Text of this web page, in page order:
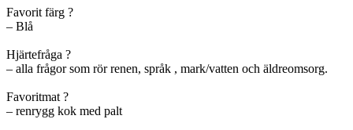
Favorit färg ?
– Blå
Hjärtefråga ?
– alla frågor som rör renen, språk , mark/vatten och äldreomsorg.
Favoritmat ?
– renrygg kok med palt